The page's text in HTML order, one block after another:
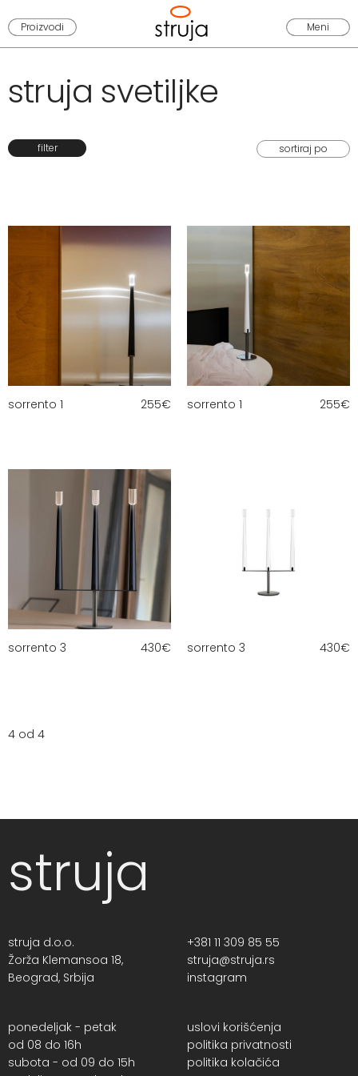
Proizvodi Meni
struja svetiljke
filter
sorrento 1 255€ sorrento 1 255€
sorrento 3 430€ sorrento 3 430€
4 od 4
struja
struja d.o.o.
Žorža Klemansoa 18,
Beograd, Srbija
+381 11 309 85 55
struja@struja.rs
instagram
ponedeljak - petak
od 08 do 16h
subota - od 09 do 15h
uslovi korišćenja
politika privatnosti
politika kolačića